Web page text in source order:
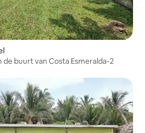
de buurt van Costa Esmeralda-2